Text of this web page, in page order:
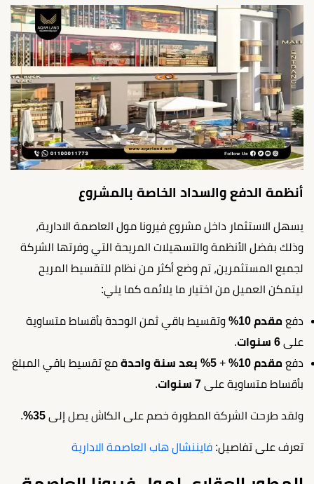
أنظمة الدفع والسداد الخاصة بالمشروع
يسهل الاستثمار داخل مشروع فيرونا مول العاصمة الادارية،
وذلك بفضل الأنظمة والتسهيلات المريحة التي وفرتها الشركة
لجميع المستثمرين، تم وضع أكثر من نظام للتقسيط المريح
ليتمكن العميل من اختيار ما يلائمه كما يلي:
دفع مقدم 10%
وتقسيط باقي ثمن الوحدة بأقساط متساوية
على 6 سنوات
.
دفع مقدم 10% + 5% بعد سنة واحدة
مع تقسيط باقي المبلغ
بأقساط متساوية على 7 سنوات .
ولقد طرحت الشركة المطورة خصم على الكاش يصل إلى 35%
.
تعرف على تفاصيل: فايننشال هاب العاصمة الادارية